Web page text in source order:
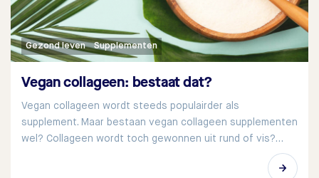
Gezond leven Supplementen
Vegan collageen: bestaat dat?
Vegan collageen wordt steeds populairder als
supplement. Maar bestaan vegan collageen supplementen
wel? Collageen wordt toch gewonnen uit rund of vis?…